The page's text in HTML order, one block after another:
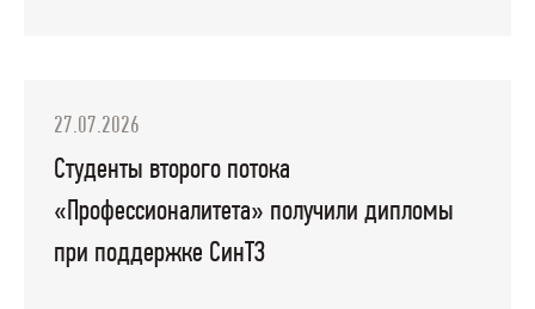
27.07.2026
Студенты второго потока
«Профессионалитета» получили дипломы
при поддержке СинТЗ